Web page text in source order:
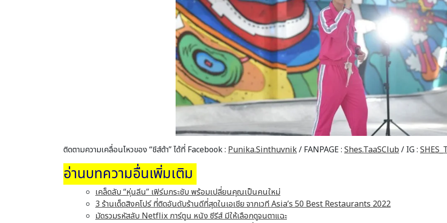
ติดตามความเคลื่อนไหวของ “ชีส์ต้า” ได้ที่ Facebook : Punika.Sinthuvnik/ FANPAGE : Shes.TaaSClub/ IG :
อ่านบทความอื่นเพิ่มเติม
เคล็ดลับ “หุ่นลีน” เฟิร์มกระชับ พร้อมเปลี่ยนคุณเป็นคนใหม่
3 ร้านเด็ดสิงคโปร์ ที่ติดอันดับร้านดีที่สุดในเอเชีย จากเวที Asia’s 50 Best Restaurants 2022
มัดรวมรหัสลับ Netflix การ์ตูน หนัง ซีรีส์ มีให้เลือกดูจนตาแฉะ